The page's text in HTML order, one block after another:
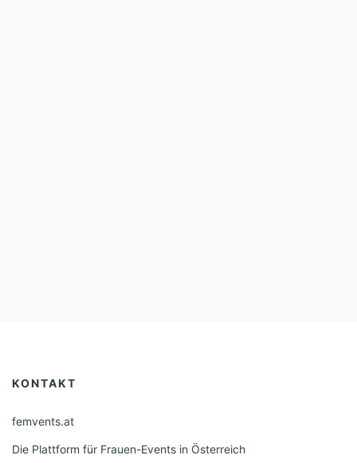
KONTAKT
femvents.at
Die Plattform für Frauen-Events in Österreich